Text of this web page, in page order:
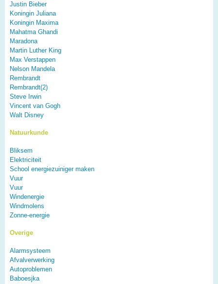
Justin Bieber
Koningin Juliana
Koningin Maxima
Mahatma Ghandi
Maradona
Martin Luther King
Max Verstappen
Nelson Mandela
Rembrandt
Rembrandt(2)
Steve Irwin
Vincent van Gogh
Walt Disney
Natuurkunde
Bliksem
Elektriciteit
School energiezuiniger maken
Vuur
Vuur
Windenergie
Windmolens
Zonne-energie
Overige
Alarmsysteem
Afvalverwerking
Autoproblemen
Baboesjka